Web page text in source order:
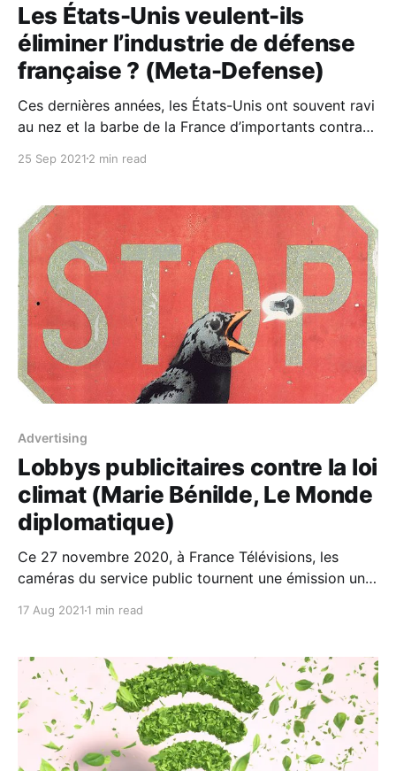
Les États-Unis veulent-ils
éliminer l’industrie de défense
française ? (Meta-Defense)
Ces dernières années, les États-Unis ont souvent ravi
au nez et la barbe de la France d’importants contrats
client choisissent un autre prestataire, du moment
hélicoptères Caracal
25 Sep 2021 2 min read
Advertising
Lobbys publicitaires contre la loi
climat (Marie Bénilde, Le Monde
diplomatique)
Ce 27 novembre 2020, à France Télévisions, les
caméras du service public tournent une émission un
communication ». De Mme Mercedes Erra, présidente
ancien vice-président du groupe Accor et président
de l’Union des
17 Aug 2021 1 min read